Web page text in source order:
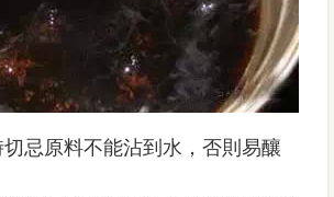
忌原料不能沾到水，否則易釀